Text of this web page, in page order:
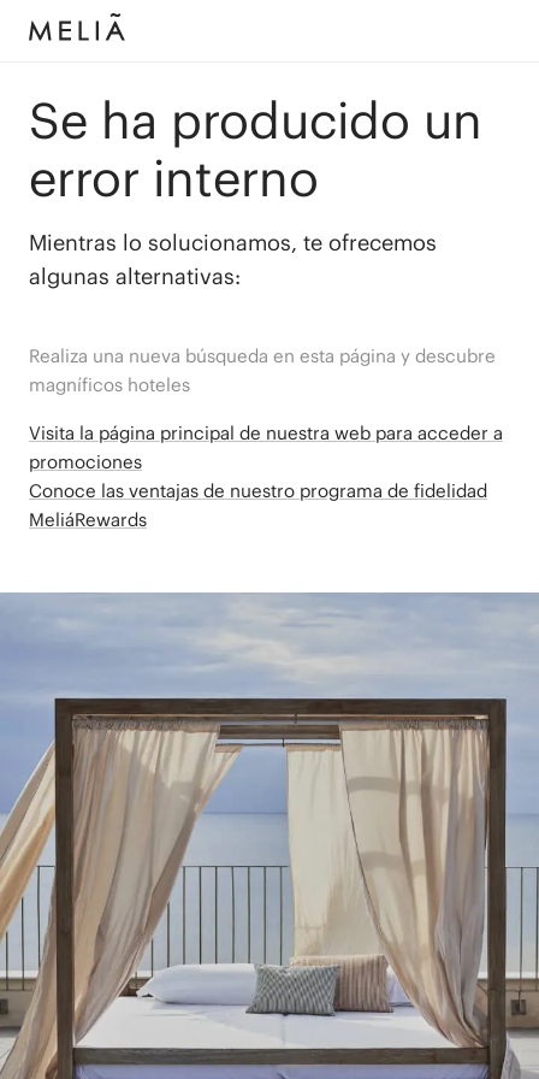
Se ha producido un
error interno
Mientras lo solucionamos, te ofrecemos
algunas alternativas:
Realiza una nueva búsqueda en esta página y descubre
magníficos hoteles
Visita la página principal de nuestra web para acceder a
promociones
Conoce las ventajas de nuestro programa de fidelidad
MeliáRewards